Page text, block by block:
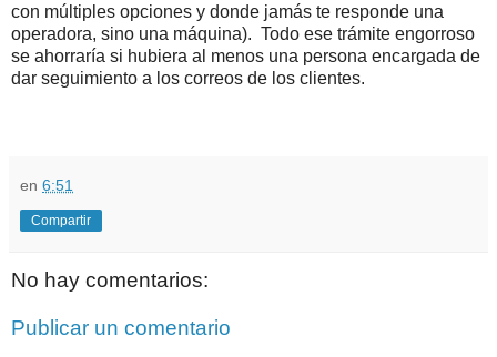
con múltiples opciones y donde jamás te responde una
operadora, sino una máquina). Todo ese trámite engorroso
se ahorraría si hubiera al menos una persona encargada de
dar seguimiento a los correos de los clientes.
en 6:51
Compartir
No hay comentarios:
Publicar un comentario